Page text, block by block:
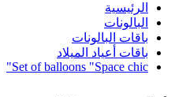
الرئيسية
البالونات
باقات البالونات
باقات أعياد الميلاد
Set of balloons "Space chic"